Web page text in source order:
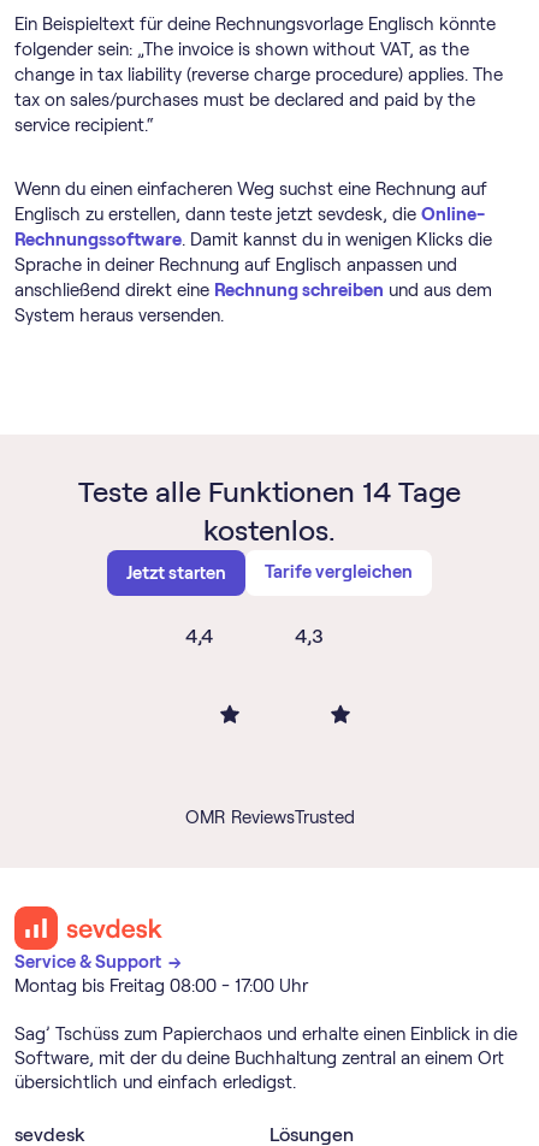
Ein Beispieltext für deine Rechnungsvorlage Englisch könnte
folgender sein: „The invoice is shown without VAT, as the
change in tax liability (reverse charge procedure) applies. The
tax on sales/purchases must be declared and paid by the
service recipient.“
Wenn du einen einfacheren Weg suchst eine Rechnung auf
Englisch zu erstellen, dann teste jetzt sevdesk, die Online-
Rechnungssoftware. Damit kannst du in wenigen Klicks die
Sprache in deiner Rechnung auf Englisch anpassen und
anschließend direkt eine Rechnung schreiben und aus dem
System heraus versenden.
Teste alle Funktionen 14 Tage
kostenlos.
Jetzt starten Tarife vergleichen
4,4
OMR Reviews
4,3
Trusted
Service & Support →
Montag bis Freitag 08:00 - 17:00 Uhr
Sag’ Tschüss zum Papierchaos und erhalte einen Einblick in die
Software, mit der du deine Buchhaltung zentral an einem Ort
übersichtlich und einfach erledigst.
sevdesk Lösungen